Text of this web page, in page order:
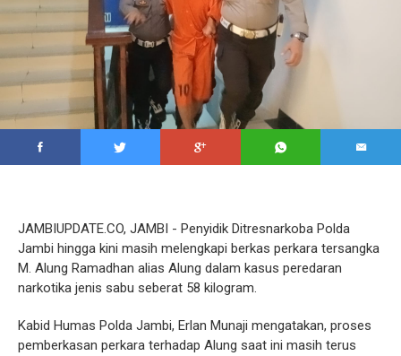
JAMBIUPDATE.CO, JAMBI - Penyidik Ditresnarkoba Polda
Jambi hingga kini masih melengkapi berkas perkara tersangka
M. Alung Ramadhan alias Alung dalam kasus peredaran
narkotika jenis sabu seberat 58 kilogram.
Kabid Humas Polda Jambi, Erlan Munaji mengatakan, proses
pemberkasan perkara terhadap Alung saat ini masih terus